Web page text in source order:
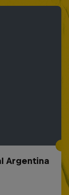
Argentina